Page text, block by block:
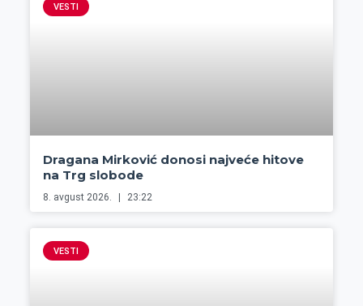
VESTI
Dragana Mirković donosi najveće hitove
na Trg slobode
8. avgust 2026. 23:22
VESTI